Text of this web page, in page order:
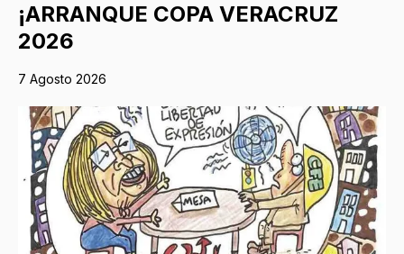
¡ARRANQUE COPA VERACRUZ
2026
7 Agosto 2026